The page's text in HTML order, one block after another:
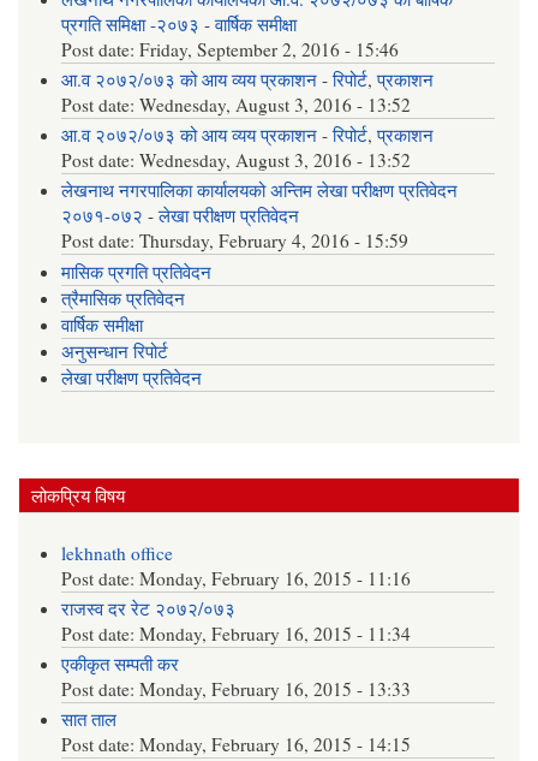
प्रगति समिक्षा -२०७३-वार्षिक समीक्षा
Post date:Friday, September 2, 2016 - 15:46
आ.व २०७२/०७३ को आय व्यय प्रकाशन-रिपोर्ट,प्रकाशन
Post date:Wednesday, August 3, 2016 - 13:52
आ.व २०७२/०७३ को आय व्यय प्रकाशन-रिपोर्ट,प्रकाशन
Post date:Wednesday, August 3, 2016 - 13:52
लेखनाथ नगरपालिका कार्यालयको अन्तिम लेखा परीक्षण प्रतिवेदन
२०७१-०७२ -लेखा परीक्षण प्रतिवेदन
Post date:Thursday, February 4, 2016 - 15:59
मासिक प्रगति प्रतिवेदन
त्रैमासिक प्रतिवेदन
वार्षिक समीक्षा
अनुसन्धान रिपोर्ट
लेखा परीक्षण प्रतिवेदन
लोकप्रिय विषय
lekhnath office
Post date:Monday, February 16, 2015 - 11:16
राजस्व दर रेट २०७२/०७३
Post date:Monday, February 16, 2015 - 11:34
एकीकृत सम्पती कर
Post date:Monday, February 16, 2015 - 13:33
सात ताल
Post date:Monday, February 16, 2015 - 14:15